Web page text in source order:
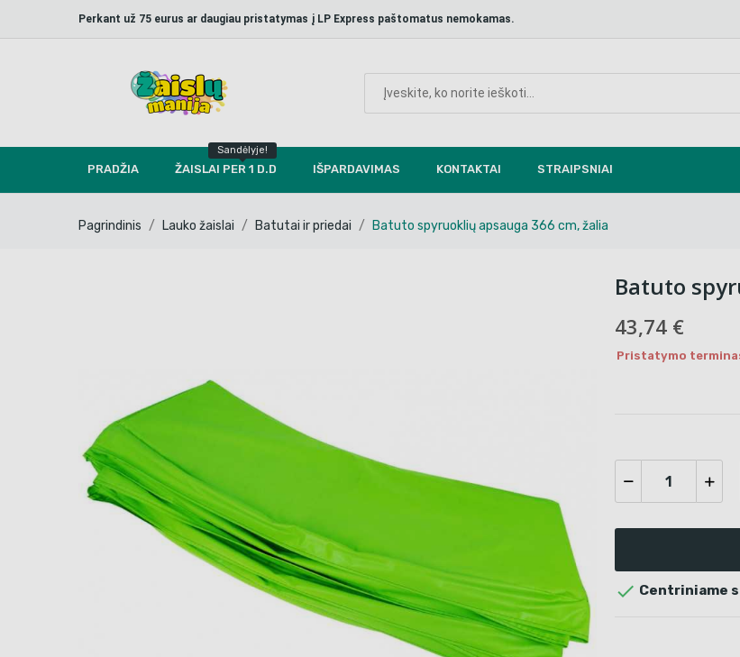
Perkant už 75 eurus ar daugiau pristatymas į LP Express paštomatus nemokamas.
PRADŽIA ŽAISLAI PER 1 D.D
Sandėlyje!
IŠPARDAVIMAS KONTAKTAI STRAIPSNIAI
Pagrindinis Lauko žaislai Batutai ir priedai Batuto spyruoklių apsauga 366 cm, žalia
Batuto
43,74 €
Pristatymo
 Centriniame